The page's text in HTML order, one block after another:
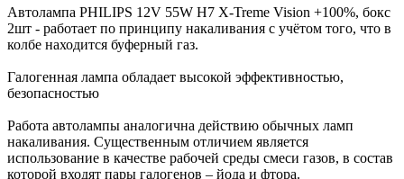
Автолампа PHILIPS 12V 55W H7 X-Treme Vision +100%, бокс
2шт - работает по принципу накаливания с учётом того, что в
колбе находится буферный газ.
Галогенная лампа обладает высокой эффективностью,
безопасностью
Работа автолампы аналогична действию обычных ламп
накаливания. Существенным отличием является
использование в качестве рабочей среды смеси газов, в состав
которой входят пары галогенов – йода и фтора.